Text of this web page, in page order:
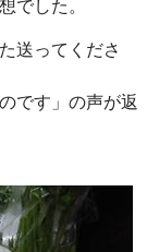
でした。
送ってくださ
です」の声が返